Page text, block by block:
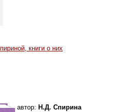
книги о них
автор: Н.Д. Спирина